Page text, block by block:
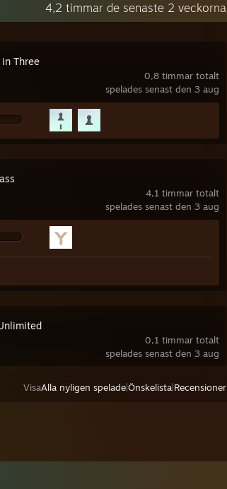
4,2 timmar de senaste 2 veckorna
0,8 timmar totalt
spelades senast den 3 aug
Three
4,1 timmar totalt
spelades senast den 3 aug
0,1 timmar totalt
spelades senast den 3 aug
VisaAlla nyligen speladeÖnskelista Recensioner